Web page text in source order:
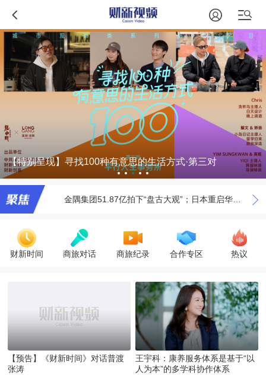
【特别呈现】寻找100种有意思的生活方式·第三对
观点|黑色星期一背后的石油大国博弈
美限制本国企业与华为分享5G信息；全球股市上涨
观点|黑色星期一背后的石油大国博弈
中方将制裁对台军售美企；英驻港总领馆雇员在深圳被行拘
金隅集团51.87亿拍下“盘古大观”；日本重启华为手机销售
美限制本国企业与华为分享5G信息；全球股市上涨
财新时间 商旅对话 商旅纪录 合作专区 热议
【预告】《财新时间》对话普渡
张涛
王宇科：康养服务体系是基于“以
人为本”的多学科协作体系